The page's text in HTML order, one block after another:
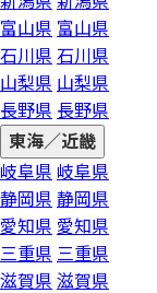
富山県 富山県
石川県 石川県
山梨県 山梨県
長野県 長野県
東海／近畿
岐阜県 岐阜県
静岡県 静岡県
愛知県 愛知県
三重県 三重県
滋賀県 滋賀県